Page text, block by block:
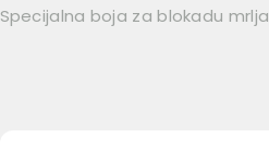
Specijalna boja za blokadu mrlja